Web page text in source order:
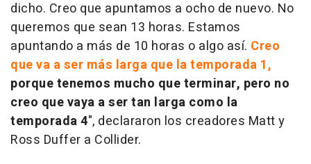
dicho. Creo que apuntamos a ocho de nuevo. No
queremos que sean 13 horas. Estamos
apuntando a más de 10 horas o algo así. Creo
que va a ser más larga que la temporada 1,
porque tenemos mucho que terminar, pero no
creo que vaya a ser tan larga como la
temporada 4", declararon los creadores Matt y
Ross Duffer a Collider.